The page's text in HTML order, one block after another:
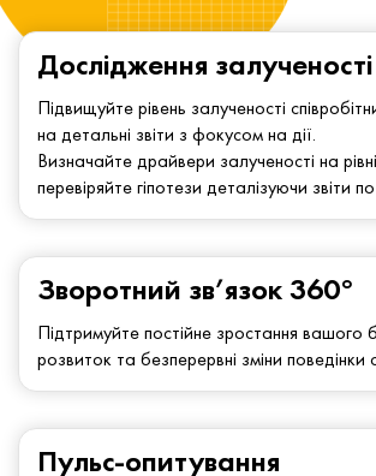
Дослідження залученості
Підвищуйте рівень залученості
на детальні звіти з фокусом на дії.
Визначайте драйвери залученості на
перевіряйте гіпотези деталізуючи звіти
Зворотний зв’язок 360°
Підтримуйте постійне зростання вашого
розвиток та безперервні зміни поведінки
Пульс-опитування